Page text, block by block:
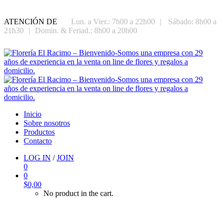
ATENCIÓN DE Lun. a Vier.: 7h00 a 22h00 |
Sábado: 8h00 a
21h30
| Domin. & Feriad.: 8h00 a 20h00
Inicio
Sobre nosotros
Productos
Contacto
LOG IN /JOIN
0
0
$0,00
No product in the cart.